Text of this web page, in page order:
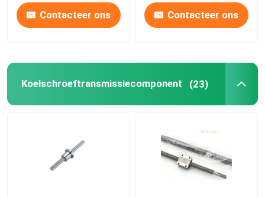
schakelaarContacteer ons Contacteer ons
Koelschroeftransmissiecomponent (23)